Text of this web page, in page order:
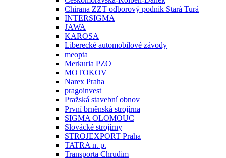
Chirana ZZT odborový podnik Stará Turá
INTERSIGMA
JAWA
KAROSA
Liberecké automobilové závody
meopta
Merkuria PZO
MOTOKOV
Narex Praha
pragoinvest
Pražská stavební obnov
První brněnská strojírna
SIGMA OLOMOUC
Slovácké strojírny
STROJEXPORT Praha
TATRA n. p.
Transporta Chrudim